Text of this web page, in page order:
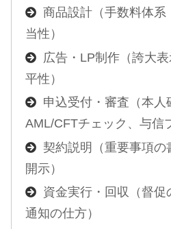
商品設計（手数料体系
当性）
広告・LP制作（誇大
平性）
申込受付・審査（本人
AML/CFTチェック、与信
契約説明（重要事項の
開示）
資金実行・回収（督
通知の仕方）